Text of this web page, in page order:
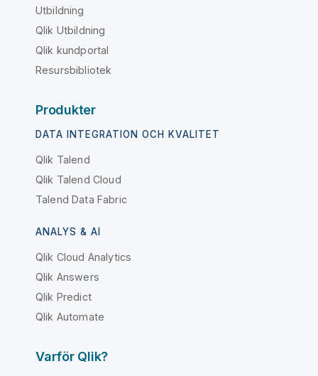
Utbildning
Qlik Utbildning
Qlik kundportal
Resursbibliotek
Produkter
DATA INTEGRATION OCH KVALITET
Qlik Talend
Qlik Talend Cloud
Talend Data Fabric
ANALYS & AI
Qlik Cloud Analytics
Qlik Answers
Qlik Predict
Qlik Automate
Varför Qlik?